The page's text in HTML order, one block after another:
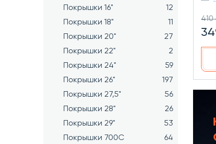
Покрышки 16"
12
Покрышки 18"
11
Покрышки 20"
27
Покрышки 22"
2
Покрышки 24"
59
Покрышки 26"
197
Покрышки 27,5"
56
Покрышки 28"
26
Покрышки 29"
53
Покрышки 700C
64
410